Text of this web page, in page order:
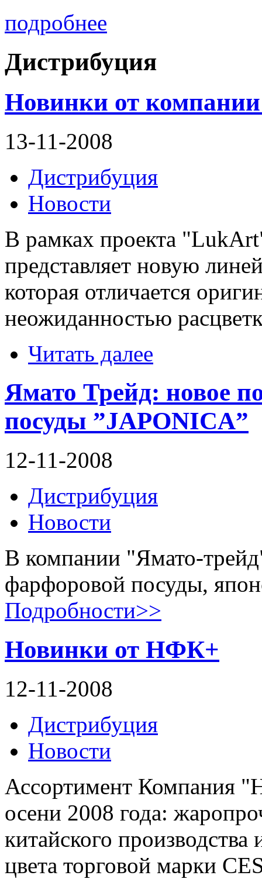
подробнее
Дистрибуция
Новинки от
13-11-2008
Дистрибуция
Новости
В рамках проекта
представляет новую
которая отличается
неожиданностью
Читать далее
Ямато Трейд: новое
посуды ”JAPONICA”
12-11-2008
Дистрибуция
Новости
В компании "Ямато-
фарфоровой посуды,
Подробности>>
Новинки от НФК+
12-11-2008
Дистрибуция
Новости
Ассортимент Компания
осени 2008 года:
китайского
цвета торговой марки